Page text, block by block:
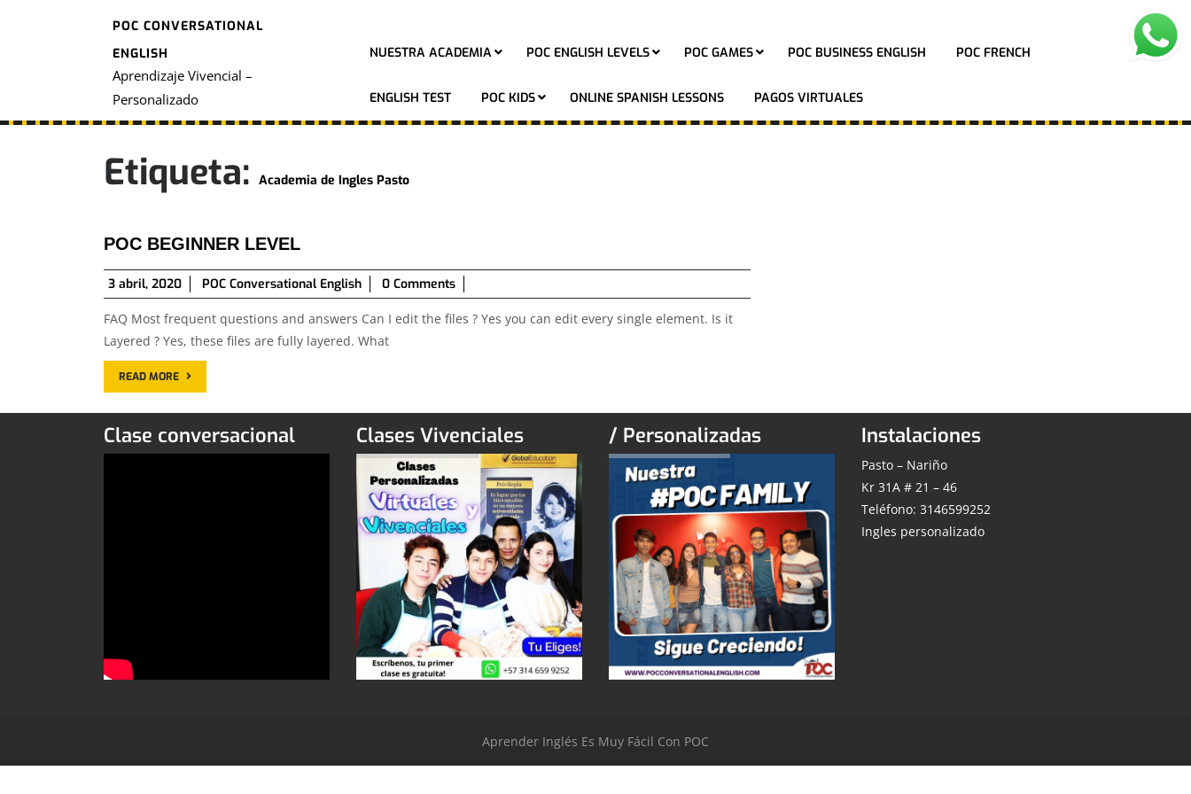
POC CONVERSATIONAL
ENGLISH
Aprendizaje Vivencial –
Personalizado
NUESTRA ACADEMIA POC ENGLISH LEVELS POC GAMES POC BUSINESS ENGLISH POC FRENCH
ENGLISH TEST POC KIDS ONLINE SPANISH LESSONS PAGOS VIRTUALES
Etiqueta: Academia de Ingles Pasto
POC BEGINNER LEVEL
3 abril, 2020
3
abril,
2020
POC Conversational English 0 Comments
FAQ Most frequent questions and answers Can I edit the files ? Yes you can edit every single element. Is it
Layered ? Yes, these files are fully layered. What
READ MORE
Clase conversacional Clases Vivenciales / Personalizadas Instalaciones
Pasto – Nariño
Kr 31A # 21 – 46
Teléfono: 3146599252
Ingles personalizado
Aprender Inglés Es Muy Fácil Con POC